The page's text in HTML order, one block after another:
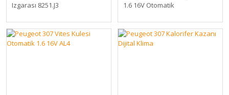
Izgarası 8251.J3
1.6 16V Otomatik